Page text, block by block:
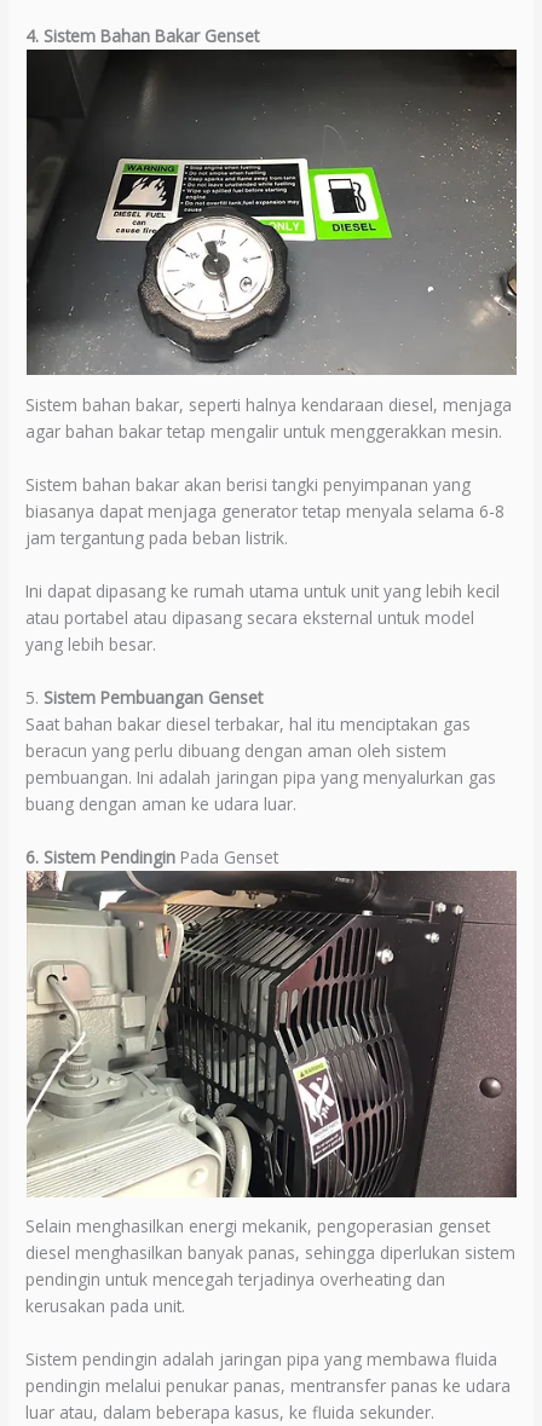
4. Sistem Bahan Bakar Genset
Sistem bahan bakar, seperti halnya kendaraan diesel, menjaga
agar bahan bakar tetap mengalir untuk menggerakkan mesin.
Sistem bahan bakar akan berisi tangki penyimpanan yang
biasanya dapat menjaga generator tetap menyala selama 6-8
jam tergantung pada beban listrik.
Ini dapat dipasang ke rumah utama untuk unit yang lebih kecil
atau portabel atau dipasang secara eksternal untuk model
yang lebih besar.
5. Sistem Pembuangan Genset
Saat bahan bakar diesel terbakar, hal itu menciptakan gas
beracun yang perlu dibuang dengan aman oleh sistem
pembuangan. Ini adalah jaringan pipa yang menyalurkan gas
buang dengan aman ke udara luar.
6. Sistem Pendingin Pada Genset
Selain menghasilkan energi mekanik, pengoperasian genset
diesel menghasilkan banyak panas, sehingga diperlukan sistem
pendingin untuk mencegah terjadinya overheating dan
kerusakan pada unit.
Sistem pendingin adalah jaringan pipa yang membawa fluida
pendingin melalui penukar panas, mentransfer panas ke udara
luar atau, dalam beberapa kasus, ke fluida sekunder.